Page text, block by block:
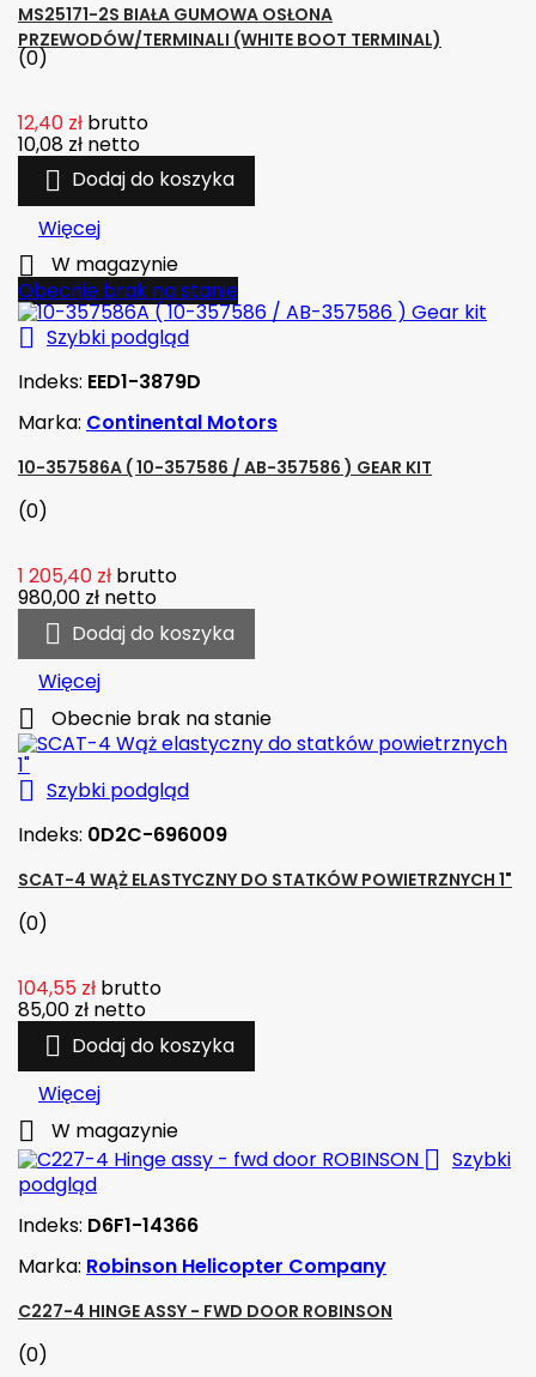
MS25171-2S BIAŁA GUMOWA OSŁONA
PRZEWODÓW/TERMINALI (WHITE BOOT TERMINAL)
(0)
12,40 zł brutto
10,08 zł netto
 Dodaj do koszyka
Więcej

W magazynie
Obecnie brak na stanie
 Szybki podgląd
Indeks: EED1-3879D
Marka: Continental Motors
10-357586A ( 10-357586 / AB-357586 ) GEAR KIT
(0)
1 205,40 zł brutto
980,00 zł netto
 Dodaj do koszyka
Więcej
 Obecnie brak na stanie
 Szybki podgląd
Indeks: 0D2C-696009
SCAT-4 WĄŻ ELASTYCZNY DO STATKÓW POWIETRZNYCH 1"
(0)
104,55 zł brutto
85,00 zł netto
 Dodaj do koszyka
Więcej
 W magazynie
 Szybki
podgląd
Indeks: D6F1-14366
Marka: Robinson Helicopter Company
C227-4 HINGE ASSY - FWD DOOR ROBINSON
(0)